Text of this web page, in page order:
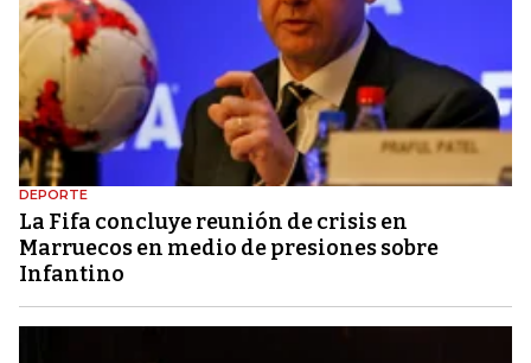
DEPORTE
La Fifa concluye reunión de crisis en
Marruecos en medio de presiones sobre
Infantino